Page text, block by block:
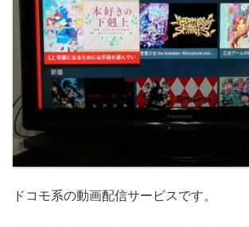
ドコモ系の動画配信サービスです。